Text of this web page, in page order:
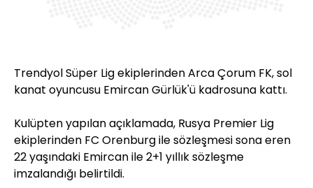
Trendyol Süper Lig ekiplerinden Arca Çorum FK, sol
kanat oyuncusu Emircan Gürlük'ü kadrosuna kattı.
Kulüpten yapılan açıklamada, Rusya Premier Lig
ekiplerinden FC Orenburg ile sözleşmesi sona eren
22 yaşındaki Emircan ile 2+1 yıllık sözleşme
imzalandığı belirtildi.